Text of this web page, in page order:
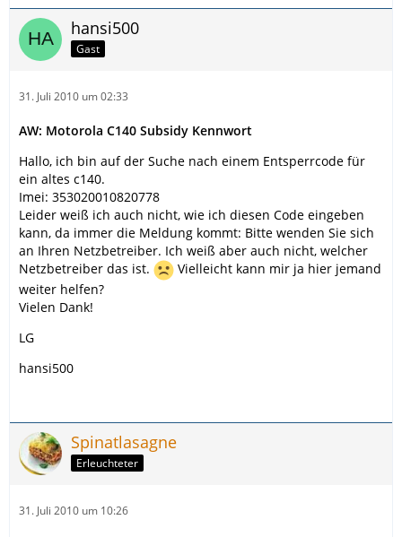
hansi500
Gast
31. Juli 2010 um 02:33
AW: Motorola C140 Subsidy Kennwort
Hallo, ich bin auf der Suche nach einem Entsperrcode für
ein altes c140.
Imei: 353020010820778
Leider weiß ich auch nicht, wie ich diesen Code eingeben
kann, da immer die Meldung kommt: Bitte wenden Sie sich
an Ihren Netzbetreiber. Ich weiß aber auch nicht, welcher
Netzbetreiber das ist.
Vielleicht kann mir ja hier jemand
weiter helfen?
Vielen Dank!
LG
hansi500
Spinatlasagne
Erleuchteter
31. Juli 2010 um 10:26